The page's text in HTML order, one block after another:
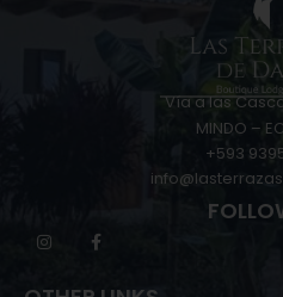
Vía a las
MINDO –
+593